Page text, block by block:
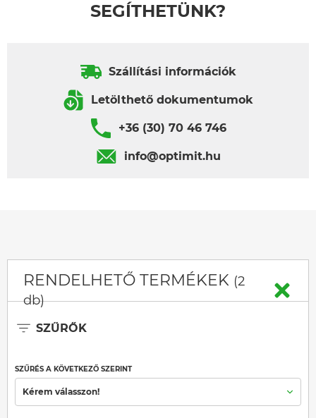
SEGÍTHETÜNK?
Szállítási információk
Letölthető dokumentumok
+36 (30) 70 46 746
info@optimit.hu
RENDELHETŐ TERMÉKEK (2
db)
SZŰRŐK
SZŰRÉS A KÖVETKEZŐ SZERINT
Kérem válasszon!